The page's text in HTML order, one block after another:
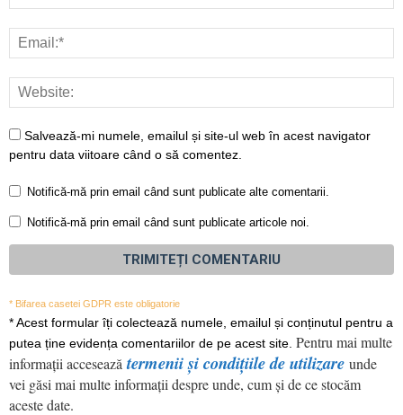
Salvează-mi numele, emailul și site-ul web în acest navigator
pentru data viitoare când o să comentez.
Notifică-mă prin email când sunt publicate alte comentarii.
Notifică-mă prin email când sunt publicate articole noi.
* Bifarea casetei GDPR este obligatorie
*Acest formular îți colectează numele, emailul și conținutul pentru a
putea ține evidența comentariilor de pe acest site. Pentru mai multe
informații acceseazătermenii și condițiile de utilizare unde
vei găsi mai multe informații despre unde, cum și de ce stocăm
aceste date.